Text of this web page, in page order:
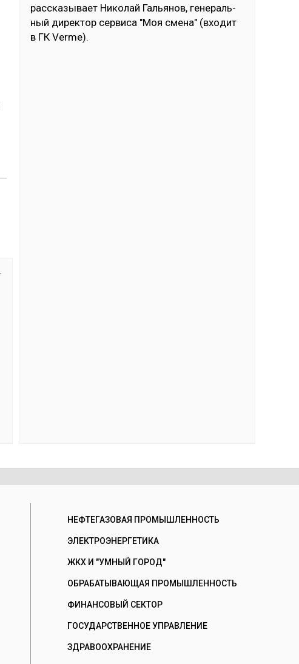
рас­ска­зы­вает Ни­ко­лай Галь­янов, ге­не­раль­
ный ди­рек­тор сер­ви­са "Моя сме­на" (вхо­дит
в ГК Verme).
НЕФТЕГАЗОВАЯ ПРОМЫШЛЕННОСТЬ
ЭЛЕКТРОЭНЕРГЕТИКА
ЖКХ И "УМНЫЙ ГОРОД"
ОБРАБАТЫВАЮЩАЯ ПРОМЫШЛЕННОСТЬ
ФИНАНСОВЫЙ СЕКТОР
ГОСУДАРСТВЕННОЕ УПРАВЛЕНИЕ
ЗДРАВООХРАНЕНИЕ